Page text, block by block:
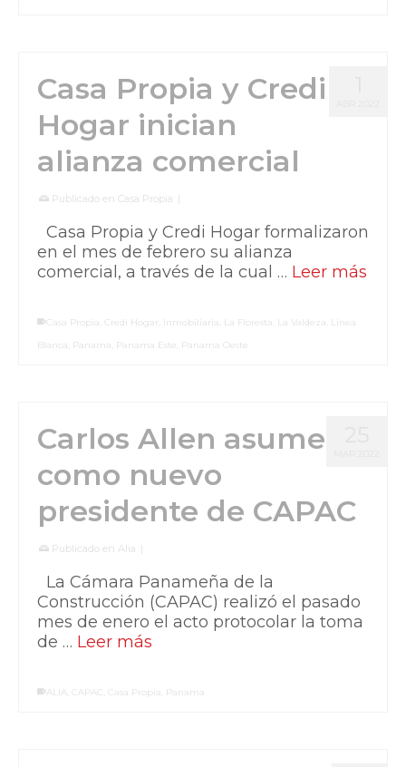
Casa Propia y Credi
Hogar inician
alianza comercial
Publicado en Casa Propia |
Casa Propia y Credi Hogar formalizaron
en el mes de febrero su alianza
comercial, a través de la cual … Leer más
Casa Propia Credi Hogar Inmobiliaria La Floresta La Valdeza Linea
Blanca Panama Panama Este Panama Oeste
Carlos Allen asume
como nuevo
presidente de CAPAC
Publicado en Alia |
La Cámara Panameña de la
Construcción (CAPAC) realizó el pasado
mes de enero el acto protocolar la toma
de … Leer más
ALIA CAPAC Casa Propia Panama